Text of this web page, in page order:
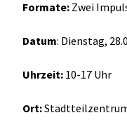
Formate: Zwei
Datum: Dienstag,
Uhrzeit: 10-17 Uhr
Ort: